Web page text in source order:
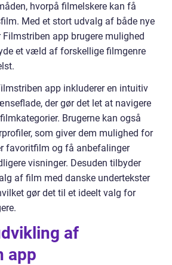
hvorpå filmelskere kan få
Med et stort udvalg af både nye
app brugere mulighed
et væld af forskellige filmgenre
app inkluderer en intuitiv
der gør det let at navigere
Brugerne kan også
som giver dem mulighed for
favoritfilm og få anbefalinger
visninger. Desuden tilbyder
af film med danske undertekster
gør det til et ideelt valg for
af
app